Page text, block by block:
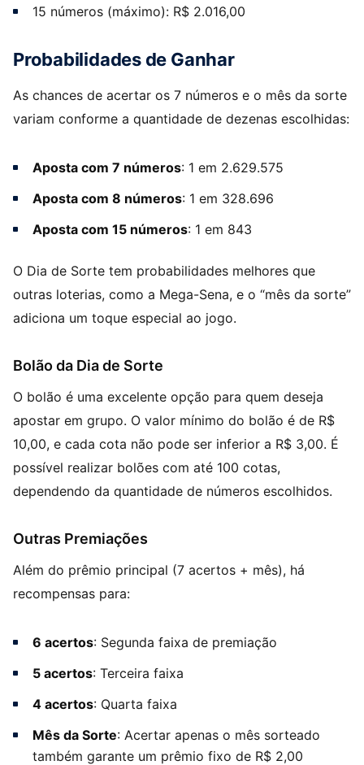
15 números (máximo): R$ 2.016,00
Probabilidades de Ganhar
As chances de acertar os 7 números e o mês da sorte
variam conforme a quantidade de dezenas escolhidas:
Aposta com 7 números: 1 em 2.629.575
Aposta com 8 números: 1 em 328.696
Aposta com 15 números: 1 em 843
O Dia de Sorte tem probabilidades melhores que
outras loterias, como a Mega-Sena, e o “mês da sorte”
adiciona um toque especial ao jogo.
Bolão da Dia de Sorte
O bolão é uma excelente opção para quem deseja
apostar em grupo. O valor mínimo do bolão é de R$
10,00, e cada cota não pode ser inferior a R$ 3,00. É
possível realizar bolões com até 100 cotas,
dependendo da quantidade de números escolhidos.
Outras Premiações
Além do prêmio principal (7 acertos + mês), há
recompensas para:
6 acertos: Segunda faixa de premiação
5 acertos: Terceira faixa
4 acertos: Quarta faixa
Mês da Sorte: Acertar apenas o mês sorteado
também garante um prêmio fixo de R$ 2,00